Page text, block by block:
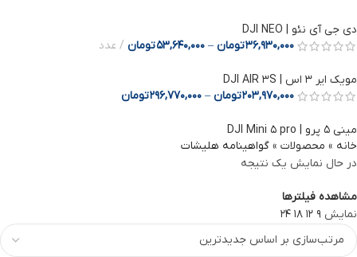
دی جی آی نئو | DJI NEO
36,930,000تومان –
53,640,000تومان عدد
مویک ایر 3 اس | DJI AIR 3S
203,970,000تومان –
296,770,000تومان
مینی ۵ پرو | DJI Mini ۵ pro
خانه » محصولات » گواهینامه هلیشات
در حال نمایش یک نتیجه
مشاهده فیلترها
نمایش 9
12
18
24